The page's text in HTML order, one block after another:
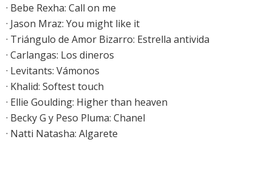
· Bebe Rexha: Call on me
· Jason Mraz: You might like it
· Triángulo de Amor Bizarro: Estrella antivida
· Carlangas: Los dineros
· Levitants: Vámonos
· Khalid: Softest touch
· Ellie Goulding: Higher than heaven
· Becky G y Peso Pluma: Chanel
· Natti Natasha: Algarete